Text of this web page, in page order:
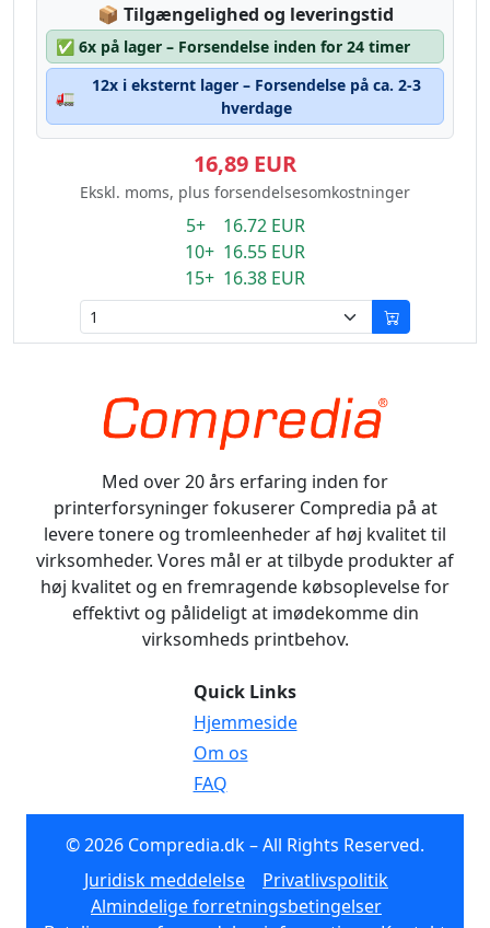
📦 Lagerstatus:
Tilgængelighed og leveringstid
✅ 6x på lager – Forsendelse inden for 24 timer
🚛
12x i eksternt lager – Forsendelse på ca. 2-3
hverdage
16,89 EUR
Ekskl. moms, plus forsendelsesomkostninger
5+ 16.72 EUR
10+ 16.55 EUR
15+ 16.38 EUR
Med over 20 års erfaring inden for
printerforsyninger fokuserer Compredia på at
levere tonere og tromleenheder af høj kvalitet til
virksomheder. Vores mål er at tilbyde produkter af
høj kvalitet og en fremragende købsoplevelse for
effektivt og pålideligt at imødekomme din
virksomheds printbehov.
Quick Links
Hjemmeside
Om os
FAQ
© 2026 Compredia.dk – All Rights Reserved.
Juridisk meddelelse
Privatlivspolitik
Almindelige forretningsbetingelser